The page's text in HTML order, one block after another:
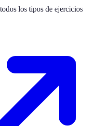
los tipos de ejercicios